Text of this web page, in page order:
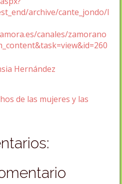
archive/cante_jondo/l
canales/zamorano
Hernández
de las mujeres y las